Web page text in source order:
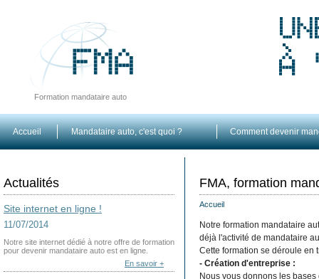
Formation mandataire auto
Accueil Mandataire auto, c'est quoi ? Comment devenir
Actualités
Site internet en ligne !
11/07/2014
Notre site internet dédié à notre offre de formation
pour devenir mandataire auto est en ligne.
En savoir +
FMA, formation
Accueil
Notre formation mandataire
déjà l'activité de mandataire
Cette formation se déroule en
- Création d'entreprise :
Nous vous donnons les